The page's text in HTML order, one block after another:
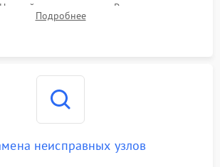
оттайки и вентилятор. Ремонт или замена
при сбоях алгоритмов.
Подробнее
неисправных узлов